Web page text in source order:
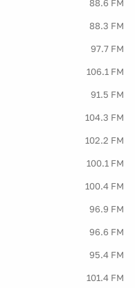
88.6 FM
88.3 FM
97.7 FM
106.1 FM
91.5 FM
104.3 FM
102.2 FM
100.1 FM
100.4 FM
96.9 FM
96.6 FM
95.4 FM
101.4 FM